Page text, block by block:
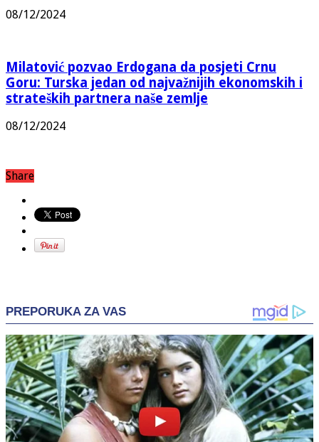
08/12/2024
Milatović pozvao Erdogana da posjeti Crnu
Goru: Turska jedan od najvažnijih ekonomskih i
strateških partnera naše zemlje
08/12/2024
Share